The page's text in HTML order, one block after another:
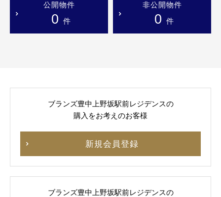
公開物件
0 件
非公開物件
0 件
ブランズ豊中上野坂駅前レジデンスの
購入をお考えのお客様
新規会員登録
ブランズ豊中上野坂駅前レジデンスの